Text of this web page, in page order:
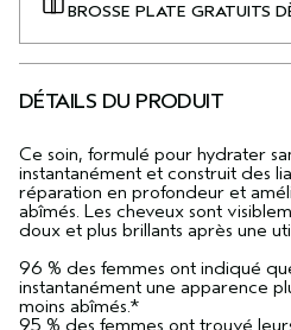
BROSSE PLATE GRATUITS
DÉTAILS DU PRODUIT
Ce soin, formulé pour hydrater
instantanément et construit des
réparation en profondeur et
abîmés. Les cheveux sont
doux et plus brillants après une
96 % des femmes ont indiqué
instantanément une apparence
moins abîmés.*
95 % des femmes ont trouvé